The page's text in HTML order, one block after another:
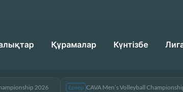
Құрамалар Күнтізбе
2026 Ерлер CAVA Men’s Volleyball